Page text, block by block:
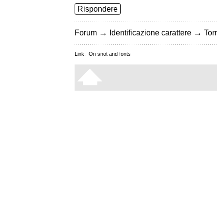
Rispondere
Forum → Identificazione carattere →
Link: On snot and fonts